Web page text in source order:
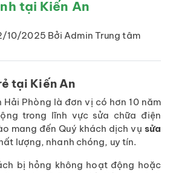
tại Kiến An
10/2025 Bởi Admin Trung tâm
tại Kiến An
Phòng là đơn vị có hơn 10 năm
trong lĩnh vực sửa chữa điện
mang đến Quý khách dịch vụ sửa
lượng, nhanh chóng, uy tín.
bị hỏng không hoạt động hoặc